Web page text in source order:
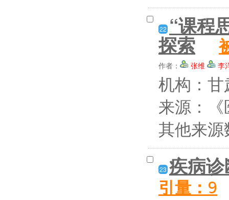
22 “课程
探索
作者： 张维 李
机构：
来源：
其他来
23 疾病
引量： 9